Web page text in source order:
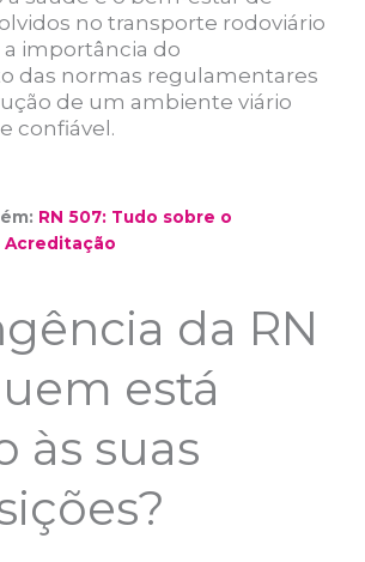
no transporte rodoviário
importância do
das normas regulamentares
de um ambiente viário
confiável.
RN 507: Tudo sobre o
Acreditação
da RN
está
às suas